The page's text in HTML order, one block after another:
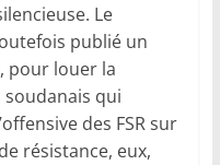
Le
publié un
pour louer la
soudanais qui
des FSR sur
résistance, eux,